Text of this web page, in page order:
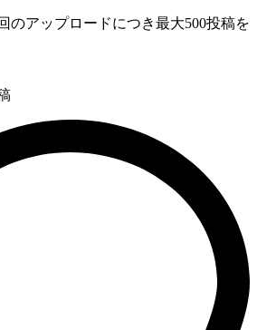
のアップロードにつき最大500投稿を